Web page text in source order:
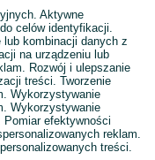
Aktywne
celów identyfikacji.
kombinacji danych z
na urządzeniu lub
Rozwój i ulepszanie
treści. Tworzenie
Wykorzystywanie
Wykorzystywanie
efektywności
reklam.
treści.